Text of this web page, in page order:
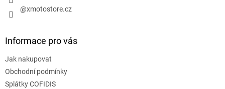
@xmotostore.cz
Informace pro vás
Jak nakupovat
Obchodní podmínky
Splátky COFIDIS